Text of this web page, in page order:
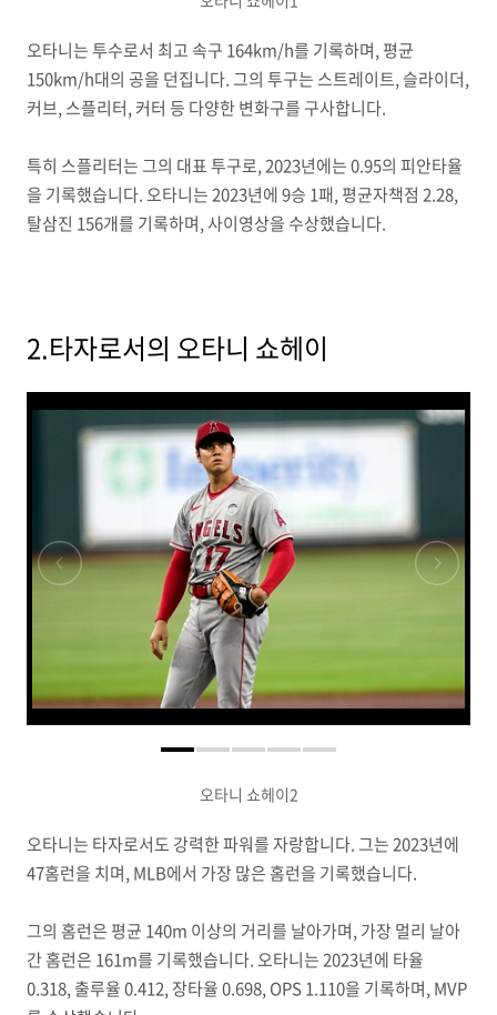
오타니는 투수로서 최고 속구 164km/h를 기록하며, 평균
150km/h대의 공을 던집니다. 그의 투구는 스트레이트, 슬라이더,
커브, 스플리터, 커터 등 다양한 변화구를 구사합니다.
특히 스플리터는 그의 대표 투구로, 2023년에는 0.95의 피안타율
을 기록했습니다. 오타니는 2023년에 9승 1패, 평균자책점 2.28,
탈삼진 156개를 기록하며, 사이영상을 수상했습니다.
2.타자로서의 오타니 쇼헤이
오타니 쇼헤이2
오타니는 타자로서도 강력한 파워를 자랑합니다. 그는 2023년에
47홈런을 치며, MLB에서 가장 많은 홈런을 기록했습니다.
그의 홈런은 평균 140m 이상의 거리를 날아가며, 가장 멀리 날아
간 홈런은 161m를 기록했습니다. 오타니는 2023년에 타율
0.318, 출루율 0.412, 장타율 0.698, OPS 1.110을 기록하며, MVP